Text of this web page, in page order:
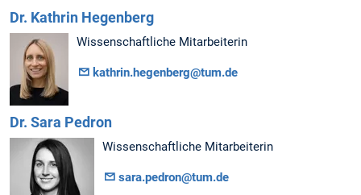
Dr. Kathrin Hegenberg
Wissenschaftliche Mitarbeiterin
kathrin.hegenberg@tum.de
Dr. Sara Pedron
Wissenschaftliche Mitarbeiterin
sara.pedron@tum.de